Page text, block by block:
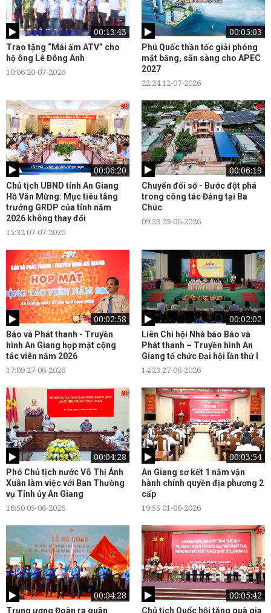
00:13:43
Trao tặng “Mái ấm ATV” cho
hộ ông Lê Đông Anh
10:06 20-07-2026
00:05:03
Phú Quốc thần tốc giải phóng
mặt bằng, sẵn sàng cho APEC
2027
22:24 12-07-2026
00:06:20
Chủ tịch UBND tỉnh An Giang
Hồ Văn Mừng: Mục tiêu tăng
trưởng GRDP của tỉnh năm
2026 không thay đổi
15:32 07-07-2026
00:06:19
Chuyển đổi số - Bước đột phá
trong công tác Đảng tại Ba
Chúc
09:28 29-06-2026
00:02:58
Báo và Phát thanh - Truyền
hình An Giang họp mặt cộng
tác viên năm 2026
17:09 27-06-2026
00:02:02
Liên Chi hội Nhà báo Báo và
Phát thanh – Truyền hình An
Giang tổ chức Đại hội lần thứ I
14:23 27-06-2026
00:04:28
Phó Chủ tịch nước Võ Thị Ánh
Xuân làm việc với Ban Thường
vụ Tỉnh ủy An Giang
16:50 05-06-2026
00:03:54
An Giang sơ kết 1 năm vận
hành chính quyền địa phương 2
cấp
19:55 01-06-2026
00:04:28
Trung ương Đoàn ra quân
00:05:42
Chủ tịch Quốc hội tặng quà gia